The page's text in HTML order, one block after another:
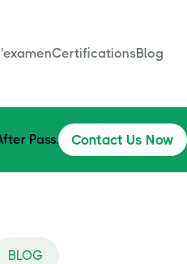
CertificationsBlog
Pass. Contact Us Now
BLOG